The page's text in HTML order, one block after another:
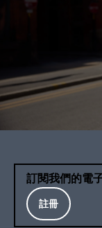
訂閱我們的電
註冊